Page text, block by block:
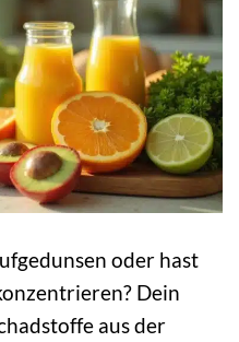
oder hast
Dein
aus der